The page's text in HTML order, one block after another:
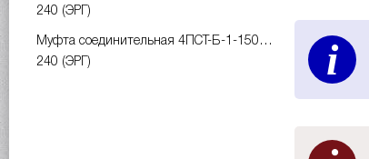
240 (ЭРГ)
Муфта соединительная 4ПСТ-Б-1-150…
240 (ЭРГ)
i